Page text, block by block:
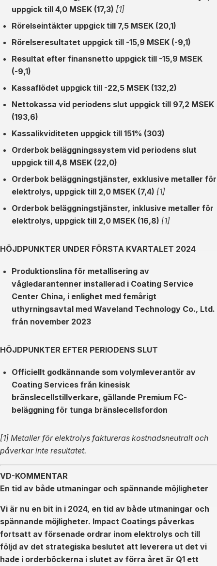
uppgick till 4,0 MSEK (17,3) [1]
Rörelseintäkter uppgick till 7,5 MSEK (20,1)
Rörelseresultatet uppgick till -15,9 MSEK (-9,1)
Resultat efter finansnetto uppgick till -15,9 MSEK
(-9,1)
Kassaflödet uppgick till -22,5 MSEK (132,2)
Nettokassa vid periodens slut uppgick till 97,2 MSEK
(193,6)
Kassalikviditeten uppgick till 151% (303)
Orderbok beläggningssystem vid periodens slut
uppgick till 4,8 MSEK (22,0)
Orderbok beläggningstjänster, exklusive metaller för
elektrolys, uppgick till 2,0 MSEK (7,4) [1]
Orderbok beläggningstjänster, inklusive metaller för
elektrolys, uppgick till 2,0 MSEK (16,8) [1]
HÖJDPUNKTER UNDER FÖRSTA KVARTALET 2024
Produktionslina för metallisering av
vågledarantenner installerad i Coating Service
Center China, i enlighet med femårigt
uthyrningsavtal med Waveland Technology Co., Ltd.
från november 2023
HÖJDPUNKTER EFTER PERIODENS SLUT
Officiellt godkännande som volymleverantör av
Coating Services från kinesisk
bränslecellstillverkare, gällande Premium FC-
beläggning för tunga bränslecellsfordon
[1] Metaller för elektrolys faktureras kostnadsneutralt och
påverkar inte resultatet.
VD-KOMMENTAR
En tid av både utmaningar och spännande möjligheter
Vi är nu en bit in i 2024, en tid av både utmaningar och
spännande möjligheter. Impact Coatings påverkas
fortsatt av försenade ordrar inom elektrolys och till
följd av det strategiska beslutet att leverera ut det vi
hade i orderböckerna i slutet av förra året är Q1 ett